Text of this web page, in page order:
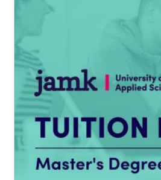
useampi
tehdä
valinnat
tuotteen
sivulla.